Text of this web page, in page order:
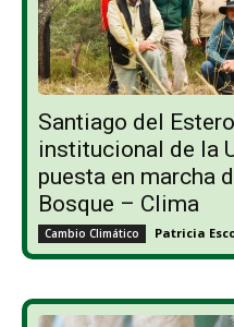
Santiago del
institucional de la
puesta en marcha
Bosque – Clima
Cambio Climático Patricia